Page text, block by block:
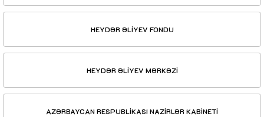
HEYDƏR ƏLİYEV FONDU
HEYDƏR ƏLİYEV MƏRKƏZİ
AZƏRBAYCAN RESPUBLİKASI NAZİRLƏR KABİNETİ